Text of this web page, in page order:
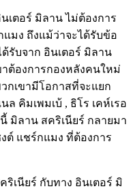
เตอร์ มิลาน ไม่ต้องการ
มง ถึงแม้ว่าจะได้รับข้อ
ด้รับจาก อินเตอร์ มิลาน
ต้องการกองหลังคนใหม่
กเขามีโอกาสที่จะแยก
คิมเพมเบ้ , ธิโร เคห์เรอ
มิลาน สคริเนียร์ กลายมา
ต์ แชร์กแมง ที่ต้องการ
เนียร์ กับทาง อินเตอร์ มิ